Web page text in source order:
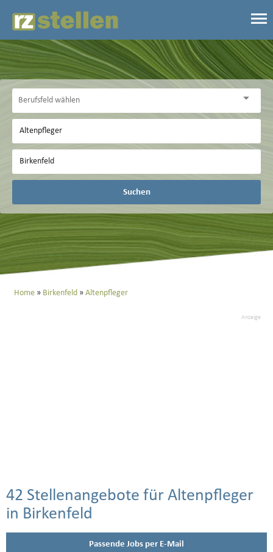
Suchen
Home Birkenfeld Altenpfleger
Anzeige
42 Stellenangebote für Altenpfleger
in Birkenfeld
Passende Jobs per E-Mail